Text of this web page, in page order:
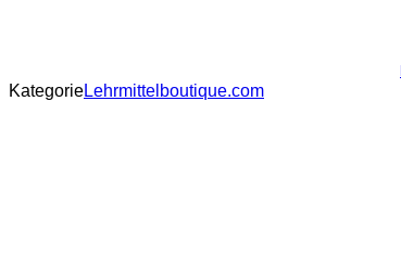
KategorieLehrmittelboutique.com